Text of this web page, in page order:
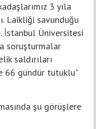
3 yıla
Laikliği savunduğu
İstanbul Üniversitesi
soruşturmalar
saldırıları
66 gündür tutuklu"
şu görüşlere